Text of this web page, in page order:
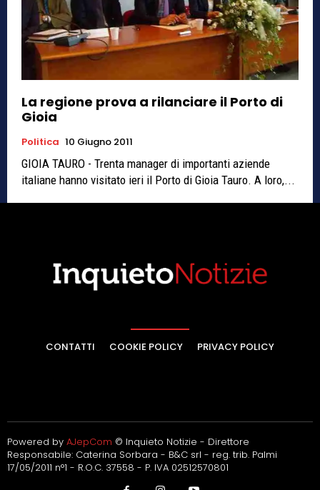
La regione prova a rilanciare il Porto di
Gioia
Politica 10 Giugno 2011
GIOIA TAURO - Trenta manager di importanti aziende
italiane hanno visitato ieri il Porto di Gioia Tauro. A loro,...
CONTATTI COOKIE POLICY PRIVACY POLICY
Powered by AJepCom © Inquieto Notizie - Direttore
Responsabile: Caterina Sorbara - B&C srl - reg. trib. Palmi
17/05/2011 n°1 - R.O.C. 37558 - P. IVA 02512570801